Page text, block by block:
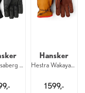
Hestra Isaberg Czone 5F 100
Hansker
Hestra Wakayama 5F 710/750
1 599,-